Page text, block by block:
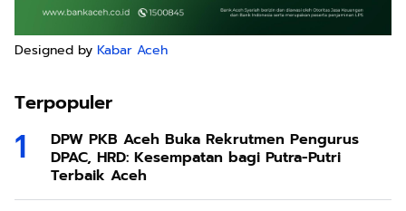
Designed by Kabar Aceh
Terpopuler
DPW PKB Aceh Buka Rekrutmen Pengurus
DPAC, HRD: Kesempatan bagi Putra-Putri
Terbaik Aceh